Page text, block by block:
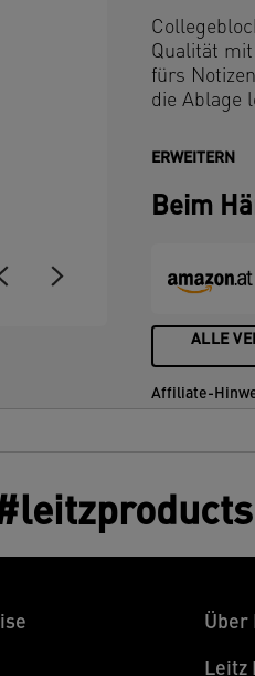
Qualität
fürs
die Ablage
ERWEITERN
Beim
ALLE
Affiliate-
Über
Leitz